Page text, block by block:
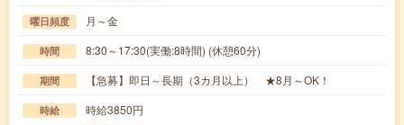
曜日頻度 月～金
時間 8:30～17:30(実働:8時間) (休憩60分)
期間 【急募】即日～長期（3カ月以上） ★8月～OK！
時給 時給3850円